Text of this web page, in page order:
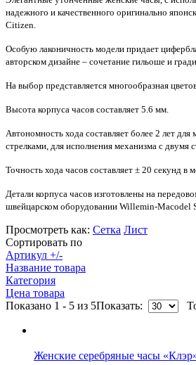
надежного и качественного оригинально
Citizen.
Особую лаконичность модели придает
авторском дизайне – сочетание гильоше и
На выбор представляется многообразная
Высота корпуса часов составляет 5.6 мм.
Автономность хода составляет более 2 лет для
стрелками, для исполнения механизма с двумя
Точность хода часов составляет ± 20 секунд в
Детали корпуса часов изготовлены на
швейцарском оборудовании Willemin-Macodel
Просмотреть как: Сетка Лист
Сортировать по
Артикул +/-
Название товара
Категория
Цена товара
Показано 1 - 5 из 5Показать:
Женские серебряные часы